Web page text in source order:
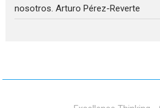
nosotros. Arturo Pérez-Reverte